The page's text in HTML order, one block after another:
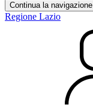
Continua la navigazione
Regione Lazio